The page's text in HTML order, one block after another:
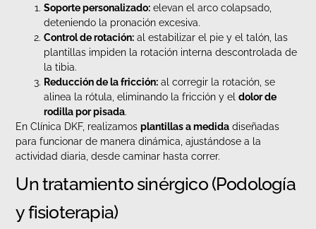
Soporte personalizado: elevan el arco colapsado,
deteniendo la pronación excesiva.
Control de rotación: al estabilizar el pie y el talón, las
plantillas impiden la rotación interna descontrolada de
la tibia.
Reducción de la fricción: al corregir la rotación, se
alinea la rótula, eliminando la fricción y eldolor de
rodilla por pisada.
En Clínica DKF, realizamosplantillas a medida diseñadas
para funcionar de manera dinámica, ajustándose a la
actividad diaria, desde caminar hasta correr.
Un tratamiento sinérgico (Podología
y fisioterapia)